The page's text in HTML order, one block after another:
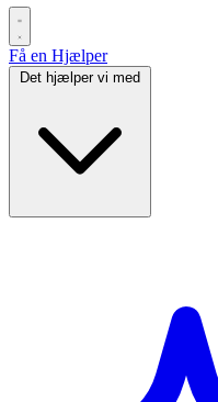
Få en Hjælper
Det hjælper vi med